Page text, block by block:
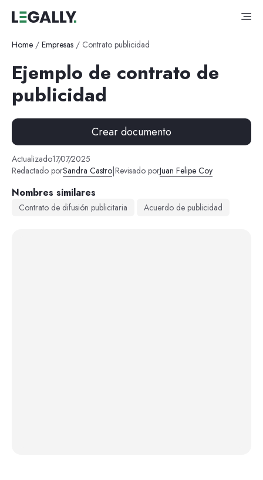
Home / Empresas / Contrato publicidad
Ejemplo de contrato de
publicidad
Crear documento
Actualizado17/07/2025
Redactado porSandra Castro|Revisado porJuan Felipe Coy
Nombres similares
Contrato de difusión publicitaria Acuerdo de publicidad